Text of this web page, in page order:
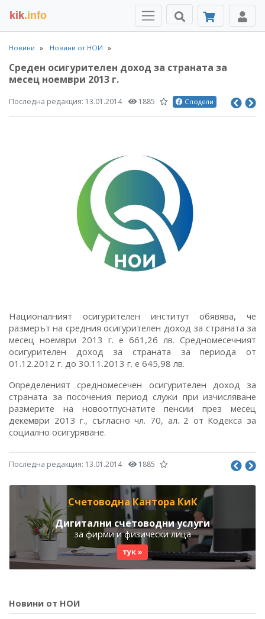
kik.info
Новини Новини от НОИ
Среден осигурителен доход за страната за
месец ноември 2013 г.
Последна редакция: 13.01.2014 1885 Сподели
Националният осигурителен институт обявява, че
размерът на средния осигурителен доход за страната за
месец ноември 2013 г. е 661,26 лв. Средномесечният
осигурителен доход за страната за периода от
01.12.2012 г. до 30.11.2013 г. е 645,98 лв.
Определеният средномесечен осигурителен доход за
страната за посочения период служи при изчисляване
размерите на новоотпуснатите пенсии през месец
декември 2013 г., съгласно чл. 70, ал. 2 от Кодекса за
социално осигуряване.
Последна редакция: 13.01.2014 1885
Счетоводна Кантора КиК
Дигитални счетоводни услуги
за фирми и физически лица
тук »
Новини от НОИ